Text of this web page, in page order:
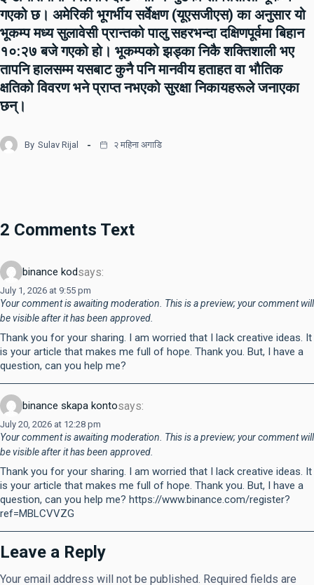
गएको छ। अमेरिकी भूगर्भीय सर्वेक्षण (यूएसजीएस) का अनुसार यो
भूकम्प मध्य सुलावेसी प्रान्तको पालु सहरभन्दा दक्षिणपूर्वमा बिहान
१०:२७ बजे गएको हो। भूकम्पको झड्का निकै शक्तिशाली भए
तापनि हालसम्म यसबाट कुनै पनि मानवीय हताहत वा भौतिक
क्षतिको विवरण भने प्राप्त नभएको सुरक्षा निकायहरूले जनाएका
छन्।
By Sulav Rijal २ महिना अगाडि
2 Comments Text
binance kodsays:
July 1, 2026 at 9:55 pm
Your comment is awaiting moderation. This is a preview; your comment will
be visible after it has been approved.
Thank you for your sharing. I am worried that I lack creative ideas. It
is your article that makes me full of hope. Thank you. But, I have a
question, can you help me?
binance skapa kontosays:
July 20, 2026 at 12:28 pm
Your comment is awaiting moderation. This is a preview; your comment will
be visible after it has been approved.
Thank you for your sharing. I am worried that I lack creative ideas. It
is your article that makes me full of hope. Thank you. But, I have a
question, can you help me? https://www.binance.com/register?
ref=MBLCVVZG
Leave a Reply
Your email address will not be published. Required fields are